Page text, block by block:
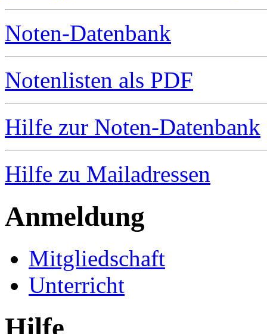
Noten-Datenbank
Notenlisten als PDF
Hilfe zur Noten-Datenbank
Hilfe zu Mailadressen
Anmeldung
Mitgliedschaft
Unterricht
Hilfe